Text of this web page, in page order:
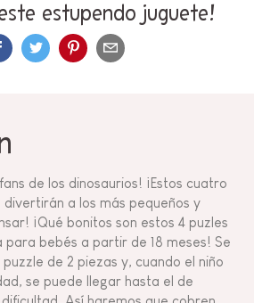
estupendo juguete!
de los dinosaurios! ¡Estos cuatro
a los más pequeños y
¡Qué bonitos son estos 4 puzles
bebés a partir de 18 meses! Se
de 2 piezas y, cuando el niño
se puede llegar hasta el de